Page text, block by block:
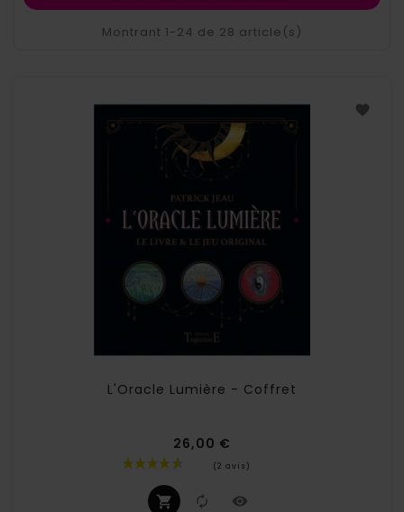
Montrant 1-24 de 28 article(s)
L'Oracle Lumière - Coffret
26,00 €